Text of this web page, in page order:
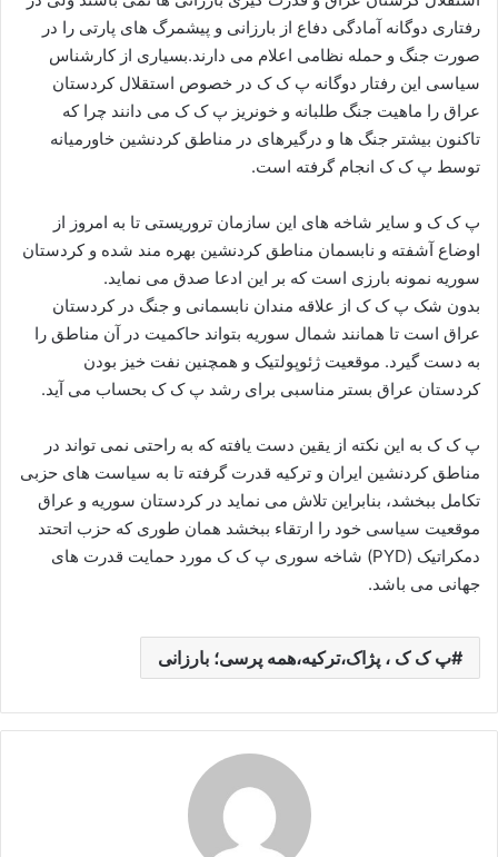
رفتاری دوگانه آمادگی دفاع از بارزانی و پیشمرگ های پارتی را در
صورت جنگ و حمله نظامی اعلام می دارند.بسیاری از کارشناس
سیاسی این رفتار دوگانه پ ک ک در خصوص استقلال کردستان
عراق را ماهیت جنگ طلبانه و خونریز پ ک ک می دانند چرا که
تاکنون بیشتر جنگ ها و درگیرهای در مناطق کردنشین خاورمیانه
توسط پ ک ک انجام گرفته است.
پ ک ک و سایر شاخه های این سازمان تروریستی تا به امروز از
اوضاع آشفته و نابسمان مناطق کردنشین بهره مند شده و کردستان
سوریه نمونه بارزی است که بر این ادعا صدق می نماید.
بدون شک پ ک ک از علاقه مندان نابسمانی و جنگ در کردستان
عراق است تا همانند شمال سوریه بتواند حاکمیت در آن مناطق را
به دست گیرد. موقعیت ژئوپولتیک و همچنین نفت خیز بودن
کردستان عراق بستر مناسبی برای رشد پ ک ک بحساب می آید.
پ ک ک به این نکته از یقین دست یافته که به راحتی نمی تواند در
مناطق کردنشین ایران و ترکیه قدرت گرفته تا به سیاست های حزبی
تکامل ببخشد، بنابراین تلاش می نماید در کردستان سوریه و عراق
موقعیت سیاسی خود را ارتقاء ببخشد همان طوری که حزب اتحتد
دمکراتیک (PYD) شاخه سوری پ ک ک مورد حمایت قدرت های
جهانی می باشد.
پ ک ک ، پژاک،ترکیه،همه پرسی؛ بارزانی